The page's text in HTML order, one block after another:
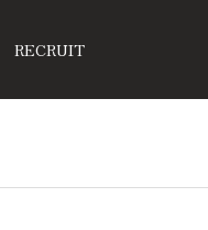
RECRUIT